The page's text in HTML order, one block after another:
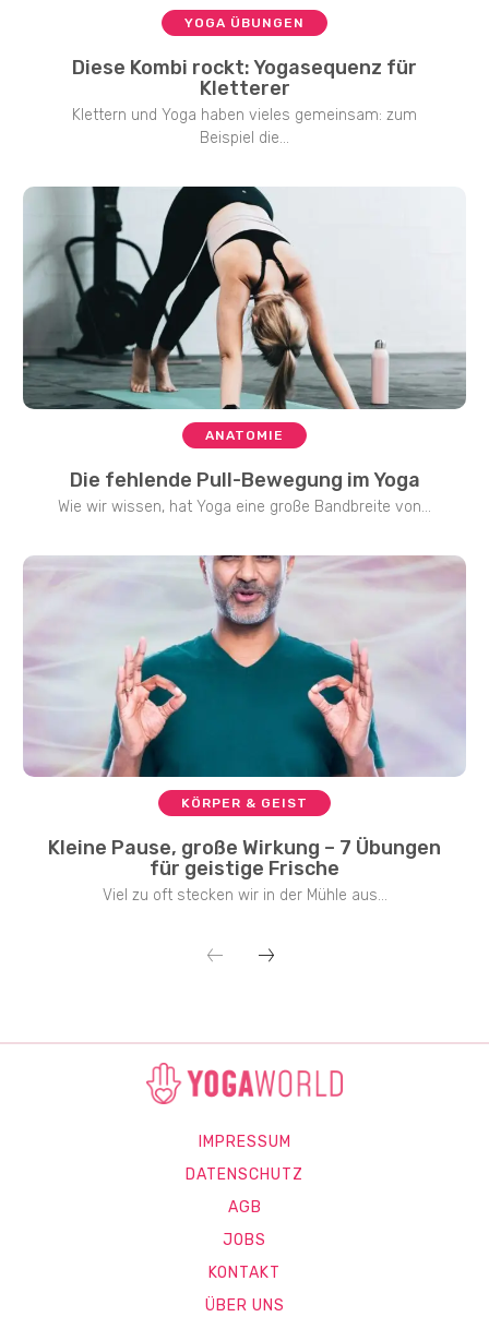
YOGA ÜBUNGEN
Diese Kombi rockt: Yogasequenz für
Kletterer
Klettern und Yoga haben vieles gemeinsam: zum
Beispiel die...
ANATOMIE
Die fehlende Pull-Bewegung im Yoga
Wie wir wissen, hat Yoga eine große Bandbreite von...
KÖRPER & GEIST
Kleine Pause, große Wirkung – 7 Übungen
für geistige Frische
Viel zu oft stecken wir in der Mühle aus...
IMPRESSUM
DATENSCHUTZ
AGB
JOBS
KONTAKT
ÜBER UNS